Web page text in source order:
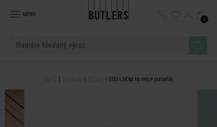
MENU
0
Domů Stolování Příbory EGG Lžička na vejce porcelán